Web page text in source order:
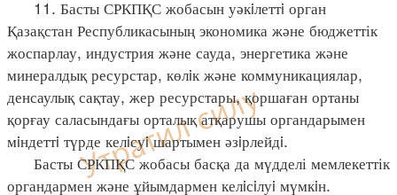
11. Басты СРКПҚС жобасын уәкiлеттi орган
Қазақстан Республикасының экономика және бюджеттік
жоспарлау, индустрия және сауда, энергетика және
минералдық ресурстар, көлiк және коммуникациялар,
денсаулық сақтау, жер ресурстары, қоршаған ортаны
қорғау саласындағы орталық атқарушы органдарымен
мiндеттi түрде келiсуi шартымен әзiрлейдi.
Басты СРКПҚС жобасы басқа да мүдделі мемлекеттік
органдармен және ұйымдармен келiсiлуi мүмкiн.